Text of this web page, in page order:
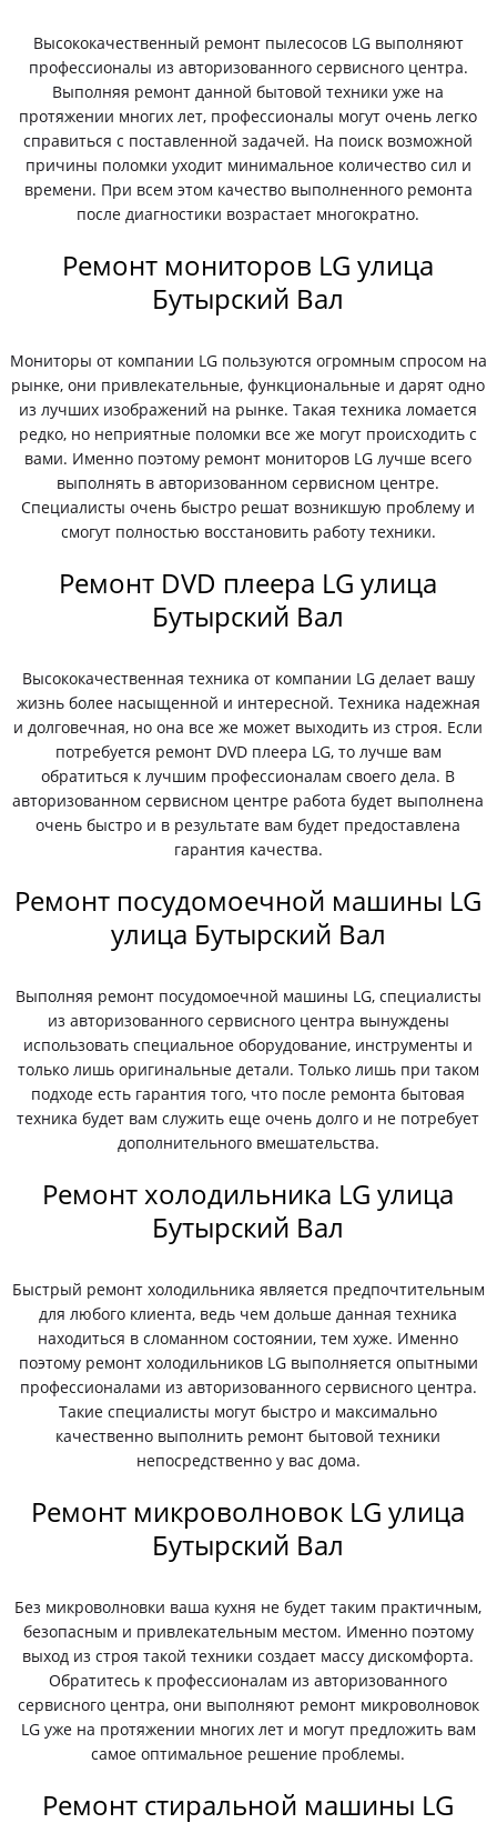
Высококачественный ремонт пылесосов LG выполняют
профессионалы из авторизованного сервисного центра.
Выполняя ремонт данной бытовой техники уже на
протяжении многих лет, профессионалы могут очень легко
справиться с поставленной задачей. На поиск возможной
причины поломки уходит минимальное количество сил и
времени. При всем этом качество выполненного ремонта
после диагностики возрастает многократно.
Ремонт мониторов LG улица
Бутырский Вал
Мониторы от компании LG пользуются огромным спросом на
рынке, они привлекательные, функциональные и дарят одно
из лучших изображений на рынке. Такая техника ломается
редко, но неприятные поломки все же могут происходить с
вами. Именно поэтому ремонт мониторов LG лучше всего
выполнять в авторизованном сервисном центре.
Специалисты очень быстро решат возникшую проблему и
смогут полностью восстановить работу техники.
Ремонт DVD плеера LG улица
Бутырский Вал
Высококачественная техника от компании LG делает вашу
жизнь более насыщенной и интересной. Техника надежная
и долговечная, но она все же может выходить из строя. Если
потребуется ремонт DVD плеера LG, то лучше вам
обратиться к лучшим профессионалам своего дела. В
авторизованном сервисном центре работа будет выполнена
очень быстро и в результате вам будет предоставлена
гарантия качества.
Ремонт посудомоечной машины LG
улица Бутырский Вал
Выполняя ремонт посудомоечной машины LG, специалисты
из авторизованного сервисного центра вынуждены
использовать специальное оборудование, инструменты и
только лишь оригинальные детали. Только лишь при таком
подходе есть гарантия того, что после ремонта бытовая
техника будет вам служить еще очень долго и не потребует
дополнительного вмешательства.
Ремонт холодильника LG улица
Бутырский Вал
Быстрый ремонт холодильника является предпочтительным
для любого клиента, ведь чем дольше данная техника
находиться в сломанном состоянии, тем хуже. Именно
поэтому ремонт холодильников LG выполняется опытными
профессионалами из авторизованного сервисного центра.
Такие специалисты могут быстро и максимально
качественно выполнить ремонт бытовой техники
непосредственно у вас дома.
Ремонт микроволновок LG улица
Бутырский Вал
Без микроволновки ваша кухня не будет таким практичным,
безопасным и привлекательным местом. Именно поэтому
выход из строя такой техники создает массу дискомфорта.
Обратитесь к профессионалам из авторизованного
сервисного центра, они выполняют ремонт микроволновок
LG уже на протяжении многих лет и могут предложить вам
самое оптимальное решение проблемы.
Ремонт стиральной машины LG